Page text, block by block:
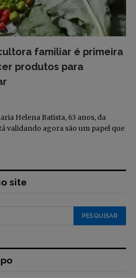
familiar é primeira
produtos para
Helena Batista, 63 anos, da
validando agora são um papel que
site